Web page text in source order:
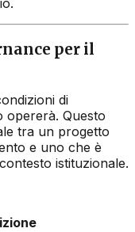
per il
di
opererà. Questo
tra un progetto
e uno che è
istituzionale.